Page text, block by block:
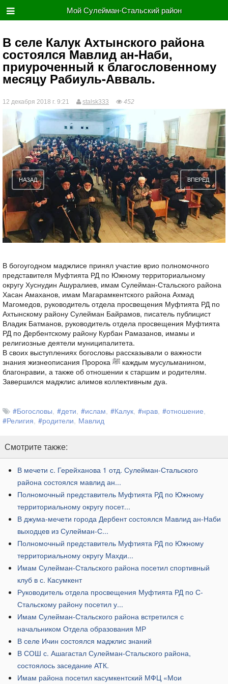
Мой Сулейман-Стальский район
​В селе Калук Ахтынского района
состоялся Мавлид ан-Наби,
приуроченный к благословенному
месяцу Рабиуль-Авваль.
12 декабря 2018 г. 9:21 stalsk333 452
НАЗАД ВПЕРЁД
В богоугодном маджлисе принял участие врио полномочного
представителя Муфтията РД по Южному территориальному
округу Хуснудин Ашуралиев, имам Сулейман-Стальского района
Хасан Амаханов, имам Магарамкентского района Ахмад
Магомедов, руководитель отдела просвещения Муфтията РД по
Ахтынскому району Сулейман Байрамов, писатель публицист
Владик Батманов, руководитель отдела просвещения Муфтията
РД по Дербентскому району Курбан Рамазанов, имамы и
религиозные деятели муниципалитета.
В своих выступлениях богословы рассказывали о важности
знания жизнеописания Пророка ﷺ каждым мусульманином,
благонравии, а также об отношении к старшим и родителям.
Завершился маджлис алимов коллективным дуа.
#Богословы #дети #ислам #Калук #нрав #отношение
#Религия #родители Мавлид
Смотрите также:
В мечети с. Герейханова 1 отд. Сулейман-Стальского
района состоялся мавлид ан...
Полномочный представитель Муфтията РД по Южному
территориальному округу посет...
В джума-мечети города Дербент состоялся Мавлид ан-Наби
выходцев из Сулейман-С...
Полномочный представитель Муфтията РД по Южному
территориальному округу Махди...
Имам Сулейман-Стальского района посетил спортивный
клуб в с. Касумкент
​Руководитель отдела просвещения Муфтията РД по С-
Стальскому району посетил у...
Имам Сулейман-Стальского района встретился с
начальником Отдела образования МР
В селе Ичин состоялся маджлис знаний
В СОШ с. Ашагастал Сулейман-Стальского района,
состоялось заседание АТК.
Имам района посетил касумкентский МФЦ «Мои